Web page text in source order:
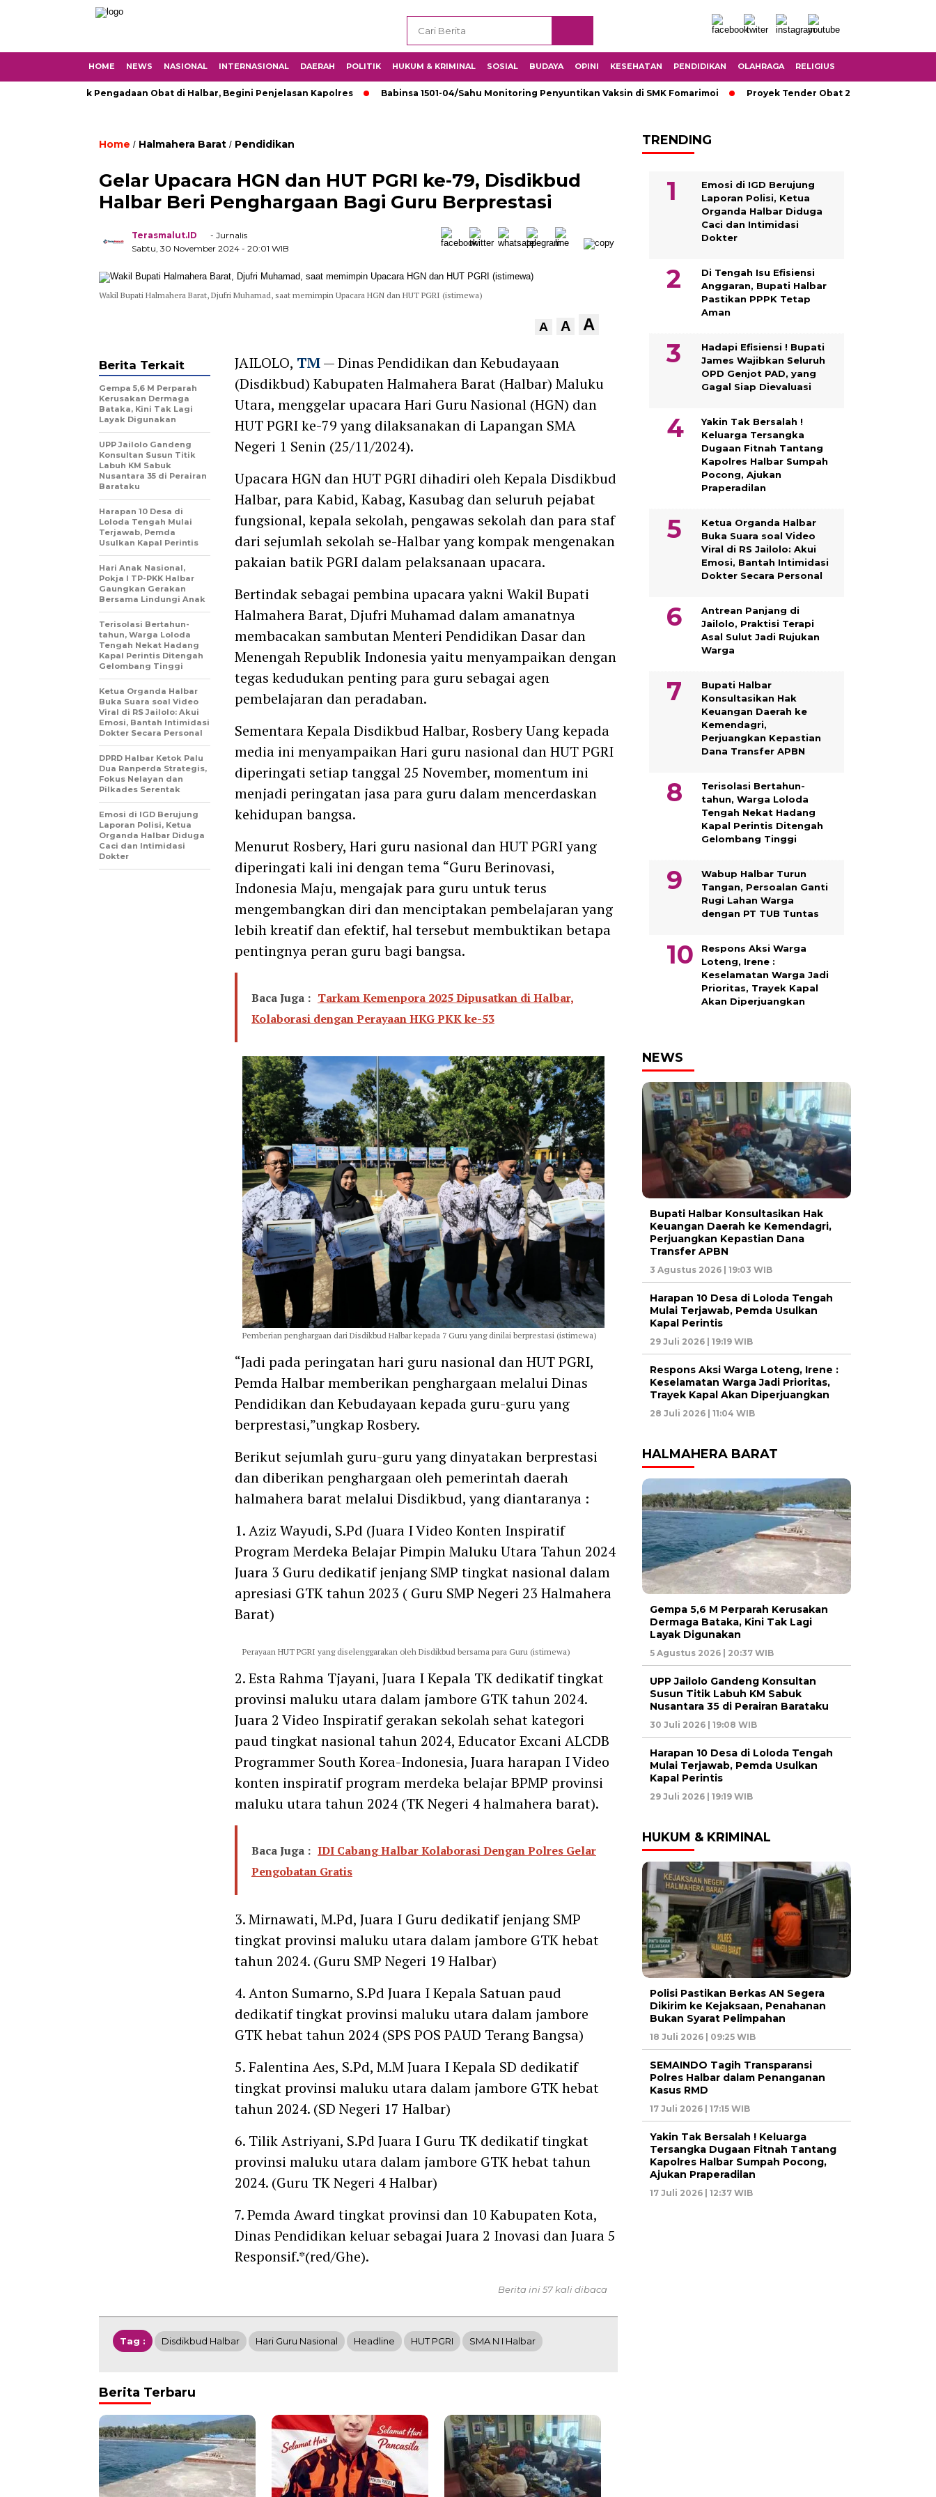
HOME NEWS NASIONAL INTERNASIONAL DAERAH POLITIK HUKUM & KRIMINAL SOSIAL BUDAYA OPINI KESEHATAN PENDIDIKAN OLAHRAGA RELIGIUS
Proyek Pengadaan Obat di Halbar, Begini Penjelasan Kapolres Babinsa 1501-04/Sahu Monitoring Penyuntikan Vaksin di SMK Fomarimoi Proyek Tender Obat 2,2 Miliar Tidak Melalui
Home / Halmahera Barat / Pendidikan
Gelar Upacara HGN dan HUT PGRI ke-79, Disdikbud
Halbar Beri Penghargaan Bagi Guru Berprestasi
Terasmalut.ID
- Jurnalis
Sabtu, 30 November 2024 - 20:01 WIB
Wakil Bupati Halmahera Barat, Djufri Muhamad, saat memimpin Upacara HGN dan HUT PGRI (istimewa)
A A A
JAILOLO, TM— Dinas Pendidikan dan Kebudayaan
(Disdikbud) Kabupaten Halmahera Barat (Halbar) Maluku
Utara, menggelar upacara Hari Guru Nasional (HGN) dan
HUT PGRI ke-79 yang dilaksanakan di Lapangan SMA
Negeri 1 Senin (25/11/2024).
Upacara HGN dan HUT PGRI dihadiri oleh Kepala Disdikbud
Halbar, para Kabid, Kabag, Kasubag dan seluruh pejabat
fungsional, kepala sekolah, pengawas sekolah dan para staf
dari sejumlah sekolah se-Halbar yang kompak mengenakan
pakaian batik PGRI dalam pelaksanaan upacara.
Bertindak sebagai pembina upacara yakni Wakil Bupati
Halmahera Barat, Djufri Muhamad dalam amanatnya
membacakan sambutan Menteri Pendidikan Dasar dan
Menengah Republik Indonesia yaitu menyampaikan dengan
tegas kedudukan penting para guru sebagai agen
pembelajaran dan peradaban.
Sementara Kepala Disdikbud Halbar, Rosbery Uang kepada
media ini menyampaikan Hari guru nasional dan HUT PGRI
diperingati setiap tanggal 25 November, momentum ini
menjadi peringatan jasa para guru dalam mencerdaskan
kehidupan bangsa.
Menurut Rosbery, Hari guru nasional dan HUT PGRI yang
diperingati kali ini dengan tema “Guru Berinovasi,
Indonesia Maju, mengajak para guru untuk terus
mengembangkan diri dan menciptakan pembelajaran yang
lebih kreatif dan efektif, hal tersebut membuktikan betapa
pentingnya peran guru bagi bangsa.
Baca Juga : Tarkam Kemenpora 2025 Dipusatkan di Halbar,
Kolaborasi dengan Perayaan HKG PKK ke-53
Pemberian penghargaan dari Disdikbud Halbar kepada 7 Guru yang dinilai berprestasi (istimewa)
“Jadi pada peringatan hari guru nasional dan HUT PGRI,
Pemda Halbar memberikan penghargaan melalui Dinas
Pendidikan dan Kebudayaan kepada guru-guru yang
berprestasi,”ungkap Rosbery.
Berikut sejumlah guru-guru yang dinyatakan berprestasi
dan diberikan penghargaan oleh pemerintah daerah
halmahera barat melalui Disdikbud, yang diantaranya :
1. Aziz Wayudi, S.Pd (Juara I Video Konten Inspiratif
Program Merdeka Belajar Pimpin Maluku Utara Tahun 2024
Juara 3 Guru dedikatif jenjang SMP tingkat nasional dalam
apresiasi GTK tahun 2023 ( Guru SMP Negeri 23 Halmahera
Barat)
Perayaan HUT PGRI yang diselenggarakan oleh Disdikbud bersama para Guru (istimewa)
2. Esta Rahma Tjayani, Juara I Kepala TK dedikatif tingkat
provinsi maluku utara dalam jambore GTK tahun 2024.
Juara 2 Video Inspiratif gerakan sekolah sehat kategori
paud tingkat nasional tahun 2024, Educator Excani ALCDB
Programmer South Korea-Indonesia, Juara harapan I Video
konten inspiratif program merdeka belajar BPMP provinsi
maluku utara tahun 2024 (TK Negeri 4 halmahera barat).
Baca Juga : IDI Cabang Halbar Kolaborasi Dengan Polres Gelar
Pengobatan Gratis
3. Mirnawati, M.Pd, Juara I Guru dedikatif jenjang SMP
tingkat provinsi maluku utara dalam jambore GTK hebat
tahun 2024. (Guru SMP Negeri 19 Halbar)
4. Anton Sumarno, S.Pd Juara I Kepala Satuan paud
dedikatif tingkat provinsi maluku utara dalam jambore
GTK hebat tahun 2024 (SPS POS PAUD Terang Bangsa)
5. Falentina Aes, S.Pd, M.M Juara I Kepala SD dedikatif
tingkat provinsi maluku utara dalam jambore GTK hebat
tahun 2024. (SD Negeri 17 Halbar)
6. Tilik Astriyani, S.Pd Juara I Guru TK dedikatif tingkat
provinsi maluku utara dalam jambore GTK hebat tahun
2024. (Guru TK Negeri 4 Halbar)
7. Pemda Award tingkat provinsi dan 10 Kabupaten Kota,
Dinas Pendidikan keluar sebagai Juara 2 Inovasi dan Juara 5
Responsif.*(red/Ghe).
Berita Terkait
Gempa 5,6 M Perparah
Kerusakan Dermaga
Bataka, Kini Tak Lagi
Layak Digunakan
UPP Jailolo Gandeng
Konsultan Susun Titik
Labuh KM Sabuk
Nusantara 35 di Perairan
Barataku
Harapan 10 Desa di
Loloda Tengah Mulai
Terjawab, Pemda
Usulkan Kapal Perintis
Hari Anak Nasional,
Pokja I TP-PKK Halbar
Gaungkan Gerakan
Bersama Lindungi Anak
Terisolasi Bertahun-
tahun, Warga Loloda
Tengah Nekat Hadang
Kapal Perintis Ditengah
Gelombang Tinggi
Ketua Organda Halbar
Buka Suara soal Video
Viral di RS Jailolo: Akui
Emosi, Bantah Intimidasi
Dokter Secara Personal
DPRD Halbar Ketok Palu
Dua Ranperda Strategis,
Fokus Nelayan dan
Pilkades Serentak
Emosi di IGD Berujung
Laporan Polisi, Ketua
Organda Halbar Diduga
Caci dan Intimidasi
Dokter
Berita ini 57 kali dibaca
Tag : Disdikbud Halbar Hari Guru Nasional Headline HUT PGRI SMA N I Halbar
Berita Terbaru
TRENDING
Emosi di IGD Berujung
Laporan Polisi, Ketua
Organda Halbar Diduga
Caci dan Intimidasi
Dokter
Di Tengah Isu Efisiensi
Anggaran, Bupati Halbar
Pastikan PPPK Tetap
Aman
Hadapi Efisiensi ! Bupati
James Wajibkan Seluruh
OPD Genjot PAD, yang
Gagal Siap Dievaluasi
Yakin Tak Bersalah !
Keluarga Tersangka
Dugaan Fitnah Tantang
Kapolres Halbar Sumpah
Pocong, Ajukan
Praperadilan
Ketua Organda Halbar
Buka Suara soal Video
Viral di RS Jailolo: Akui
Emosi, Bantah Intimidasi
Dokter Secara Personal
Antrean Panjang di
Jailolo, Praktisi Terapi
Asal Sulut Jadi Rujukan
Warga
Bupati Halbar
Konsultasikan Hak
Keuangan Daerah ke
Kemendagri,
Perjuangkan Kepastian
Dana Transfer APBN
Terisolasi Bertahun-
tahun, Warga Loloda
Tengah Nekat Hadang
Kapal Perintis Ditengah
Gelombang Tinggi
Wabup Halbar Turun
Tangan, Persoalan Ganti
Rugi Lahan Warga
dengan PT TUB Tuntas
Respons Aksi Warga
Loteng, Irene :
Keselamatan Warga Jadi
Prioritas, Trayek Kapal
Akan Diperjuangkan
NEWS
Bupati Halbar Konsultasikan Hak
Keuangan Daerah ke Kemendagri,
Perjuangkan Kepastian Dana
Transfer APBN
3 Agustus 2026 | 19:03 WIB
Harapan 10 Desa di Loloda Tengah
Mulai Terjawab, Pemda Usulkan
Kapal Perintis
29 Juli 2026 | 19:19 WIB
Respons Aksi Warga Loteng, Irene :
Keselamatan Warga Jadi Prioritas,
Trayek Kapal Akan Diperjuangkan
28 Juli 2026 | 11:04 WIB
HALMAHERA BARAT
Gempa 5,6 M Perparah Kerusakan
Dermaga Bataka, Kini Tak Lagi
Layak Digunakan
5 Agustus 2026 | 20:37 WIB
UPP Jailolo Gandeng Konsultan
Susun Titik Labuh KM Sabuk
Nusantara 35 di Perairan Barataku
30 Juli 2026 | 19:08 WIB
Harapan 10 Desa di Loloda Tengah
Mulai Terjawab, Pemda Usulkan
Kapal Perintis
29 Juli 2026 | 19:19 WIB
HUKUM & KRIMINAL
Polisi Pastikan Berkas AN Segera
Dikirim ke Kejaksaan, Penahanan
Bukan Syarat Pelimpahan
18 Juli 2026 | 09:25 WIB
SEMAINDO Tagih Transparansi
Polres Halbar dalam Penanganan
Kasus RMD
17 Juli 2026 | 17:15 WIB
Yakin Tak Bersalah ! Keluarga
Tersangka Dugaan Fitnah Tantang
Kapolres Halbar Sumpah Pocong,
Ajukan Praperadilan
17 Juli 2026 | 12:37 WIB